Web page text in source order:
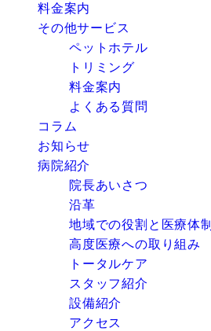
料金案内
その他サービス
ペットホテル
トリミング
料金案内
よくある質問
コラム
お知らせ
病院紹介
院長あいさつ
沿革
地域での役割と医療体制
高度医療への取り組み
トータルケア
スタッフ紹介
設備紹介
アクセス